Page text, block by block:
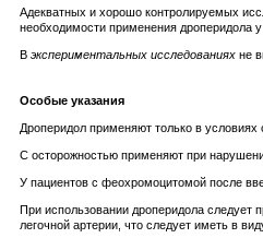
Адекватных и хорошо контролируемых
необходимости применения дроперидола
В экспериментальных исследованиях не
Особые указания
Дроперидол применяют только в условиях
С осторожностью применяют при
У пациентов с феохромоцитомой после
При использовании дроперидола следует
легочной артерии, что следует иметь в